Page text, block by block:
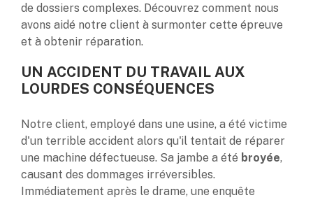
de dossiers complexes. Découvrez comment nous
avons aidé notre client à surmonter cette épreuve
et à obtenir réparation.
UN ACCIDENT DU TRAVAIL AUX
LOURDES CONSÉQUENCES
Notre client, employé dans une usine, a été victime
d'un terrible accident alors qu'il tentait de réparer
une machine défectueuse. Sa jambe a été broyée,
causant des dommages irréversibles.
Immédiatement après le drame, une enquête